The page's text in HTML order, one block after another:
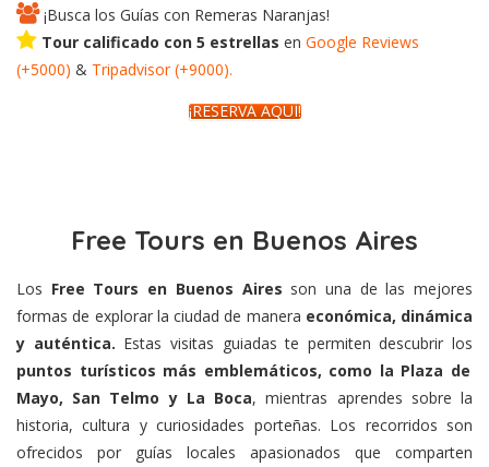
¡Busca los Guías con Remeras Naranjas!
Tour calificado con 5 estrellas en Google Reviews
(+5000) & Tripadvisor(+9000).
¡RESERVÁ AQUÍ!
Free Tours en Buenos Aires
Los Free Tours en Buenos Aires son una de las mejores
formas de explorar la ciudad de manera económica, dinámica
y auténtica. Estas visitas guiadas te permiten descubrir los
puntos turísticos más emblemáticos, como la Plaza de
Mayo, San Telmo y La Boca, mientras aprendes sobre la
historia, cultura y curiosidades porteñas. Los recorridos son
ofrecidos por guías locales apasionados que comparten